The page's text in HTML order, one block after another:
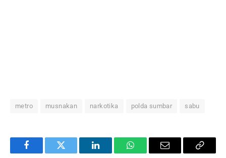
metro musnakan narkotika polda sumbar sabu
FacebookTwitter LinkedInWhatsAppEmail
Copy